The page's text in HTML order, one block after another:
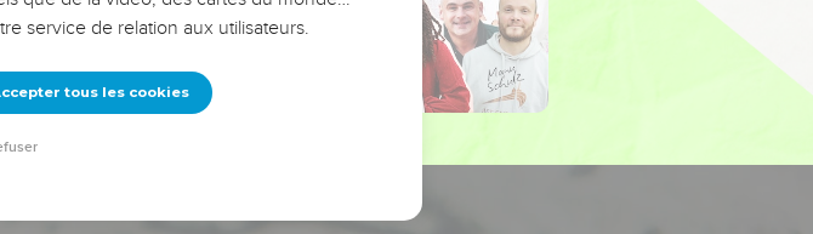
une famille,
service de relation aux utilisateurs.
tous les cookies